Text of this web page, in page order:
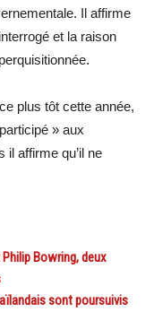
Il affirme
et la raison
plus tôt cette année,
» aux
il affirme qu’il ne
Philip Bowring, deux
sont poursuivis